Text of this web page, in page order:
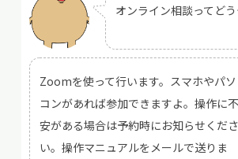
オンライン相談ってどう
Zoomを使って行います。スマホやパソ
コンがあれば参加できますよ。操作に不
安がある場合は予約時にお知らせくださ
い。操作マニュアルをメールで送りま